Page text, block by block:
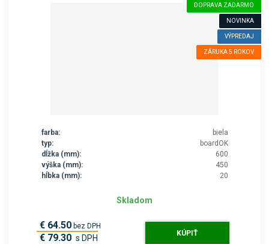
DOPRAVA ZADARMO
NOVINKA
VÝPREDAJ
ZÁRUKA 5 ROKOV
farba:
biela
typ:
boardOK
dĺžka (mm):
600
výška (mm):
450
hĺbka (mm):
20
Skladom
€ 64.50 bez DPH
€ 79.30 s DPH KÚPIŤ